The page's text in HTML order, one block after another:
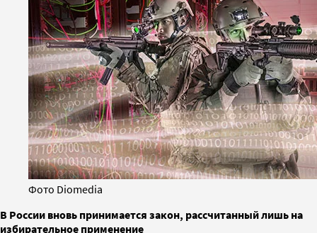
Фото Diomedia
В России вновь принимается закон, рассчитанный лишь на
избирательное применение